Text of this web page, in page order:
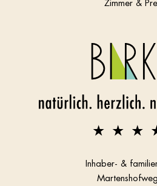
Zimmer &
Inhaber- &